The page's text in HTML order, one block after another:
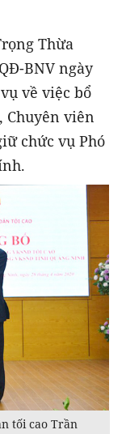
Thừa
BNV ngày
về việc bổ
Chuyên viên
chức vụ Phó
tối cao Trần